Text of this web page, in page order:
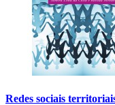
Redes sociais